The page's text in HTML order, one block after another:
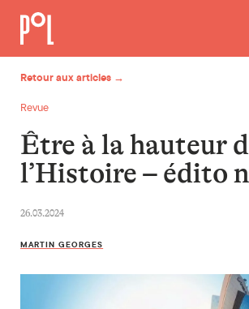
Retour aux articles →
Revue
Être à la hauteur
l’Histoire – édito
26.03.2024
MARTIN GEORGES